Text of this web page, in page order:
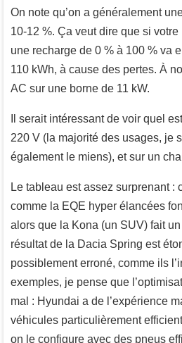
On note qu’on a généralement
10-12 %. Ça veut dire que si
une recharge de 0 % à 100 % va
110 kWh, à cause des pertes. À
AC sur une borne de 11 kW.
Il serait intéressant de voir quel
220 V (la majorité des usages, je
également le miens), et sur un
Le tableau est assez surprenant :
comme la EQE hyper élancées
alors que la Kona (un SUV) fait
résultat de la Dacia Spring est
possiblement erroné, comme ils
exemples, je pense que
mal : Hyundai a de l’expérience
véhicules particulièrement
on le configure avec des pneus